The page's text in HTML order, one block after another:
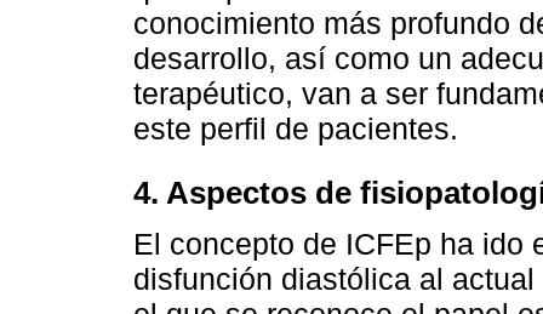
conocimiento más profundo
desarrollo, así como un
terapéutico, van a ser
este perfil de pacientes.
4. Aspectos de
El concepto de ICFEp ha ido
disfunción diastólica al